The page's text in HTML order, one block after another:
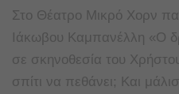
Στο Θέατρο Μικρό Χορν
Ιάκωβου Καμπανέλλη «Ο
σε σκηνοθεσία του
σπίτι να πεθάνει; Και